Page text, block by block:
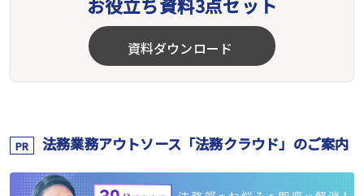
お役立ち資料3点セット
資料ダウンロード
PR 法務業務アウトソース「法務クラウド」のご案内